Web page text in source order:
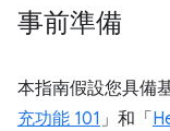
事前準備
本指南假設您具備
充功能 101 」和「